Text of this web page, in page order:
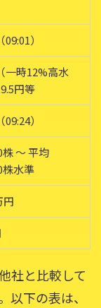
）
一時12%高水
円等
）
〜 平均
株水準
円
社と比較して
以下の表は、